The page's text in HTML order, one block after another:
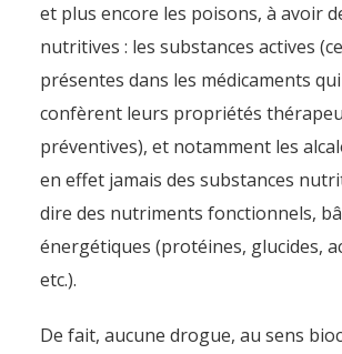
et plus encore les poisons, à avoir
nutritives : les substances actives
présentes dans les médicaments
confèrent leurs propriétés
préventives), et notamment les
en effet jamais des substances
dire des nutriments fonctionnels,
énergétiques (protéines, glucides,
etc.).
De fait, aucune drogue, au sens